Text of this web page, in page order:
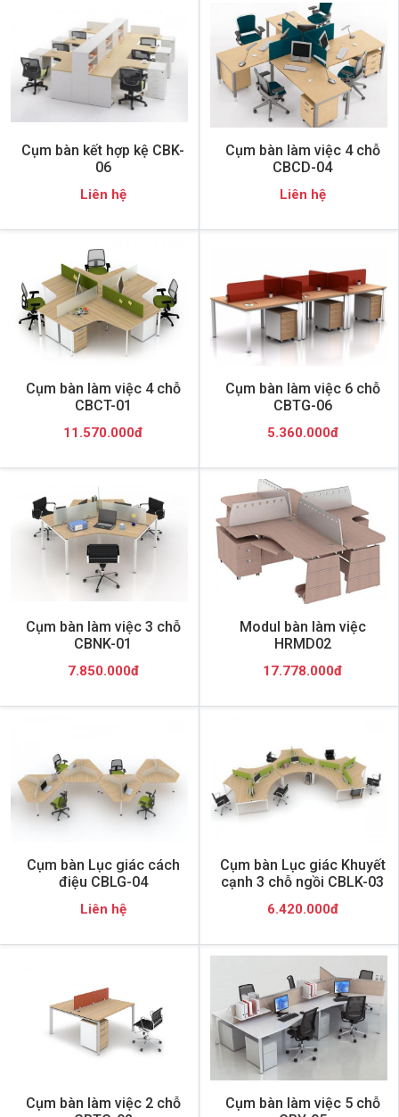
Cụm bàn kết hợp kệ CBK-
06
Liên hệ
Cụm bàn làm việc 4 chỗ
CBCD-04
Liên hệ
Cụm bàn làm việc 4 chỗ
CBCT-01
11.570.000đ
Cụm bàn làm việc 6 chỗ
CBTG-06
5.360.000đ
Cụm bàn làm việc 3 chỗ
CBNK-01
7.850.000đ
Modul bàn làm việc
HRMD02
17.778.000đ
Cụm bàn Lục giác cách
điệu CBLG-04
Liên hệ
Cụm bàn Lục giác Khuyết
cạnh 3 chỗ ngồi CBLK-03
6.420.000đ
Cụm bàn làm việc 2 chỗ
Cụm bàn làm việc 5 chỗ